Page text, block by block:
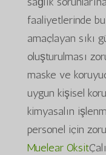
faaliyetlerinde
amaçlayan sıkı
oluşturulması
maske ve
uygun kişisel
kimyasalın
personel için
Muelear Oksit